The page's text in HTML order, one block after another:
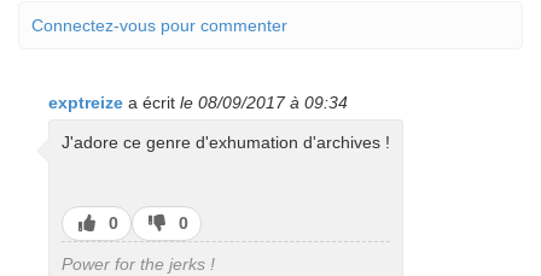
Connectez-vous pour commenter
exptreize a écrit le 08/09/2017 à 09:34
J'adore ce genre d'exhumation d'archives !
J’aime
0
J’aime
pas
0
Power for the jerks !